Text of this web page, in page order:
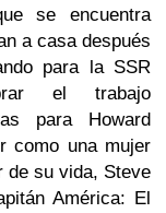
se encuentra
a casa después
para la SSR
el trabajo
para Howard
como una mujer
de su vida, Steve
América: El